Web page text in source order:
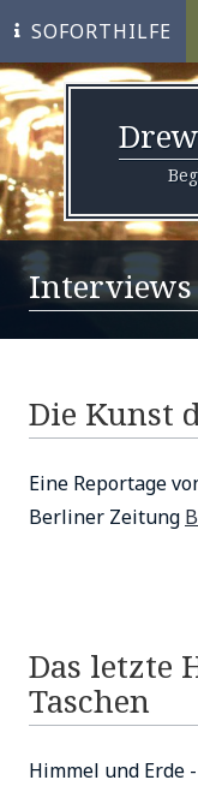
SOFORTHILFE
Interviews
Die Kunst
Eine Reportage
Berliner Zeitung
Das letzte
Taschen
Himmel und Erde